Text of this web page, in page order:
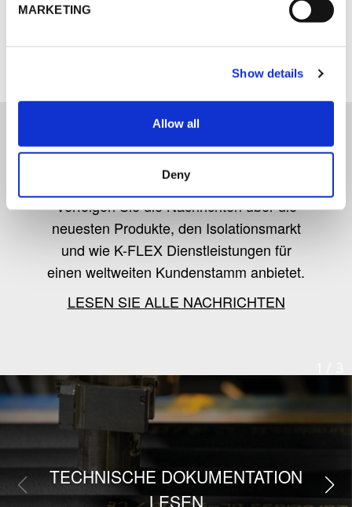
MARKETING
Show details
Allow all
Deny
ENTDECKEN SIE ALLE ANWENDUNGEN
K-Flex news & stories
Verfolgen Sie die Nachrichten über die
neuesten Produkte, den Isolationsmarkt
und wie K-FLEX Dienstleistungen für
einen weltweiten Kundenstamm anbietet.
LESEN SIE ALLE NACHRICHTEN
TECHNISCHE DOKUMENTATION
LESEN